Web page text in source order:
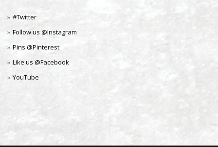
#Twitter
Follow us @Instagram
Pins @Pinterest
Like us @Facebook
YouTube